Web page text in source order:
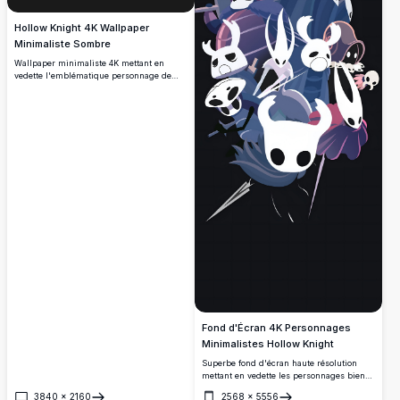
Hollow Knight 4K Wallpaper
Minimaliste Sombre
Wallpaper minimaliste 4K mettant en
vedette l'emblématique personnage de
3840 × 2160
Fond d'Écran 4K Personnages
Minimalistes Hollow Knight
Superbe fond d'écran haute résolution
mettant en vedette les personnages bien-
2568 × 5556